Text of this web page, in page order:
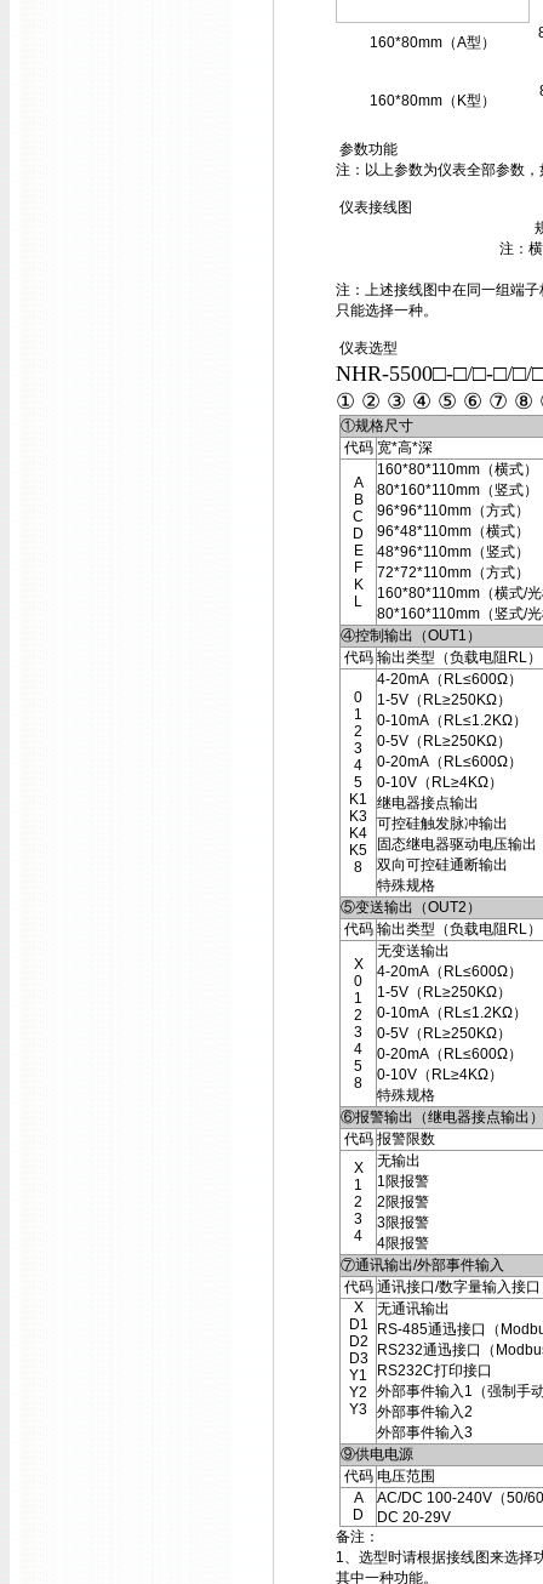
160*80mm（A型）
160*80mm（K型）
参数功能
注：以上参数为仪表全部参数
仪表接线图
注：
注：上述接线图中在同一组端
只能选择一种。
仪表选型
NHR-5500□-□/□-□/□/
① ② ③ ④ ⑤ ⑥ ⑦ ⑧
①规格尺寸
代码 宽*高*深
A
B
C
D
E
F
K
L
160*80*110mm（横式）
80*160*110mm（竖式）
96*96*110mm（方式）
96*48*110mm（横式）
48*96*110mm（竖式）
72*72*110mm（方式）
160*80*110mm（横式/
80*160*110mm（竖式/
④控制输出（OUT1）
代码 输出类型（负载电阻RL）
0
1
2
3
4
5
K1
K3
K4
K5
8
4-20mA（RL≤600Ω）
1-5V（RL≥250KΩ）
0-10mA（RL≤1.2KΩ）
0-5V（RL≥250KΩ）
0-20mA（RL≤600Ω）
0-10V（RL≥4KΩ）
继电器接点输出
可控硅触发脉冲输出
固态继电器驱动电压输出
双向可控硅通断输出
特殊规格
⑤变送输出（OUT2）
代码 输出类型（负载电阻RL）
X
0
1
2
3
4
5
8
无变送输出
4-20mA（RL≤600Ω）
1-5V（RL≥250KΩ）
0-10mA（RL≤1.2KΩ）
0-5V（RL≥250KΩ）
0-20mA（RL≤600Ω）
0-10V（RL≥4KΩ）
特殊规格
⑥报警输出（继电器接点输出）
代码 报警限数
X
1
2
3
4
无输出
1限报警
2限报警
3限报警
4限报警
⑦通讯输出/外部事件输入
代码 通讯接口/数字量输入接口
X
D1
D2
D3
Y1
Y2
Y3
无通讯输出
RS-485通迅接口（
RS232通迅接口（
RS232C打印接口
外部事件输入1（强制手
外部事件输入2
外部事件输入3
⑨供电电源
代码 电压范围
A
D
AC/DC 100-240V（50/
DC 20-29V
备注：
1、选型时请根据接线图来选择
其中一种功能。